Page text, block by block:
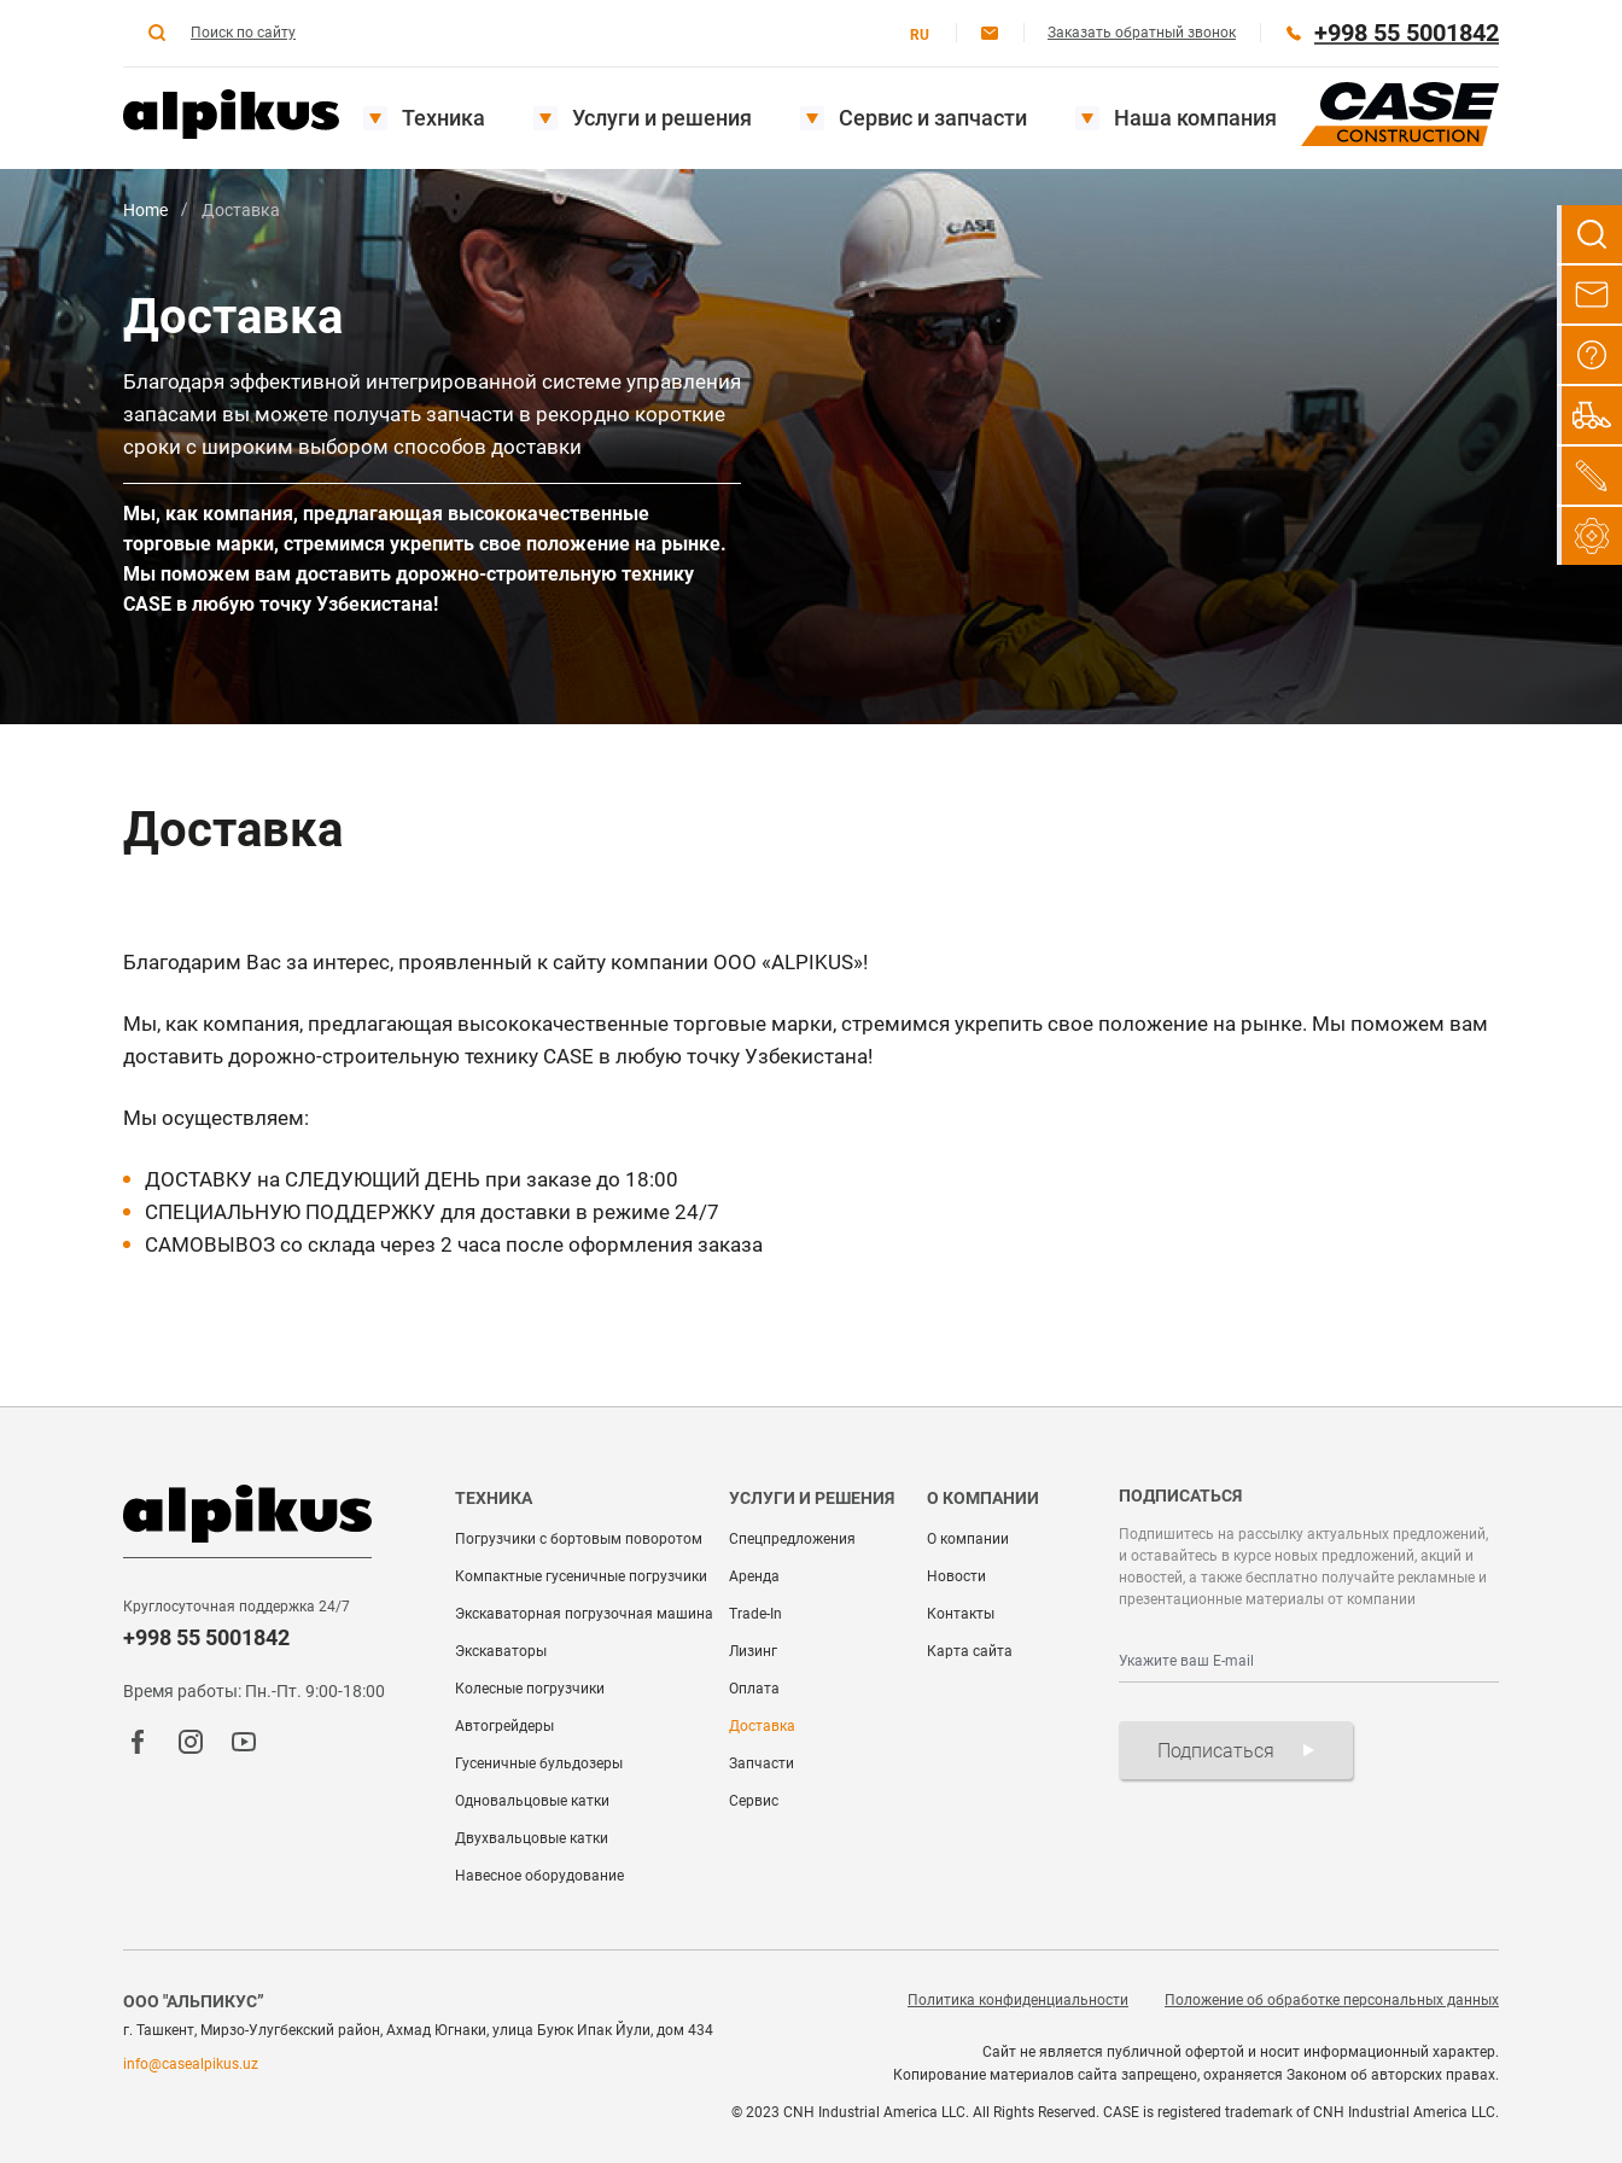
Поиск по сайту RU Заказать обратный звонок +998 55 5001842
Техника Услуги и решения Сервис и запчасти Наша компания
Home Доставка
Доставка
Благодаря эффективной интегрированной системе управления
запасами вы можете получать запчасти в рекордно короткие
сроки с широким выбором способов доставки
Мы, как компания, предлагающая высококачественные
торговые марки, стремимся укрепить свое положение на рынке.
Мы поможем вам доставить дорожно-строительную технику
CASE в любую точку Узбекистана!
Доставка
Благодарим Вас за интерес, проявленный к сайту компании ООО «ALPIKUS»!
Мы, как компания, предлагающая высококачественные торговые марки, стремимся укрепить свое положение на рынке. Мы поможем вам
доставить дорожно-строительную технику CASE в любую точку Узбекистана!
Мы осуществляем:
ДОСТАВКУ на СЛЕДУЮЩИЙ ДЕНЬ при заказе до 18:00
СПЕЦИАЛЬНУЮ ПОДДЕРЖКУ для доставки в режиме 24/7
САМОВЫВОЗ со склада через 2 часа после оформления заказа
ООО "АЛЬПИКУС”
г. Ташкент, Мирзо-Улугбекский район, Ахмад Югнаки, улица Буюк Ипак Йули, дом 434
info@casealpikus.uz
Круглосуточная поддержка 24/7
+998 55 5001842
Время работы: Пн.-Пт. 9:00-18:00
ТЕХНИКА
Погрузчики с бортовым поворотом
Компактные гусеничные погрузчики
Экскаваторная погрузочная машина
Экскаваторы
Колесные погрузчики
Автогрейдеры
Гусеничные бульдозеры
Одновальцовые катки
Двухвальцовые катки
Навесное оборудование
УСЛУГИ И РЕШЕНИЯ
Спецпредложения
Аренда
Trade-In
Лизинг
Оплата
Доставка
Запчасти
Сервис
О КОМПАНИИ
О компании
Новости
Контакты
Карта сайта
ПОДПИСАТЬСЯ
Подпишитесь на рассылку актуальных предложений,
и оставайтесь в курсе новых предложений, акций и
новостей, а также бесплатно получайте рекламные и
презентационные материалы от компании
Подписаться
Политика конфиденциальности Положение об обработке персональных данных
Сайт не является публичной офертой и носит информационный характер.
Копирование материалов сайта запрещено, охраняется Законом об авторских правах.
© 2023 CNH Industrial America LLC. All Rights Reserved. CASE is registered trademark of CNH Industrial America LLC.